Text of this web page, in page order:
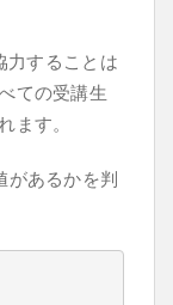
力することは
ての受講生
ます。
があるかを判